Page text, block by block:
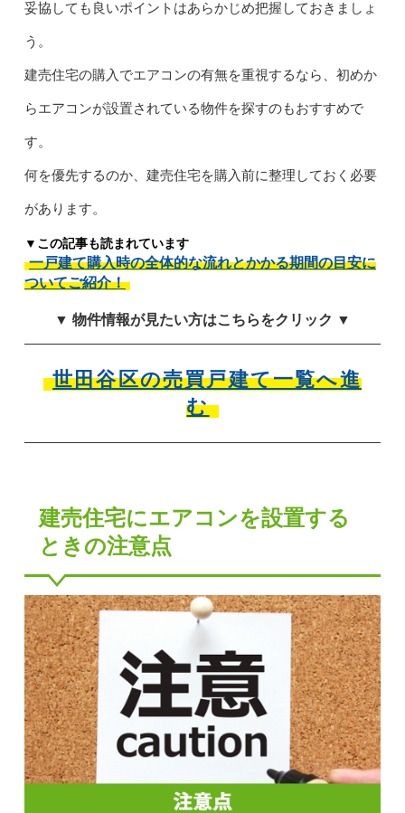
妥協しても良いポイントはあらかじめ把握しておきましょ
う。
建売住宅の購入でエアコンの有無を重視するなら、初めか
らエアコンが設置されている物件を探すのもおすすめで
す。
何を優先するのか、建売住宅を購入前に整理しておく必要
があります。
▼この記事も読まれています
一戸建て購入時の全体的な流れとかかる期間の目安に
ついてご紹介！
▼ 物件情報が見たい方はこちらをクリック ▼
世田谷区の売買戸建て一覧へ進
む
建売住宅にエアコンを設置する
ときの注意点